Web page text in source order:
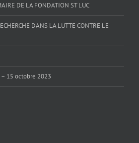
DE LA FONDATION ST LUC
DANS LA LUTTE CONTRE LE
– 15 octobre 2023